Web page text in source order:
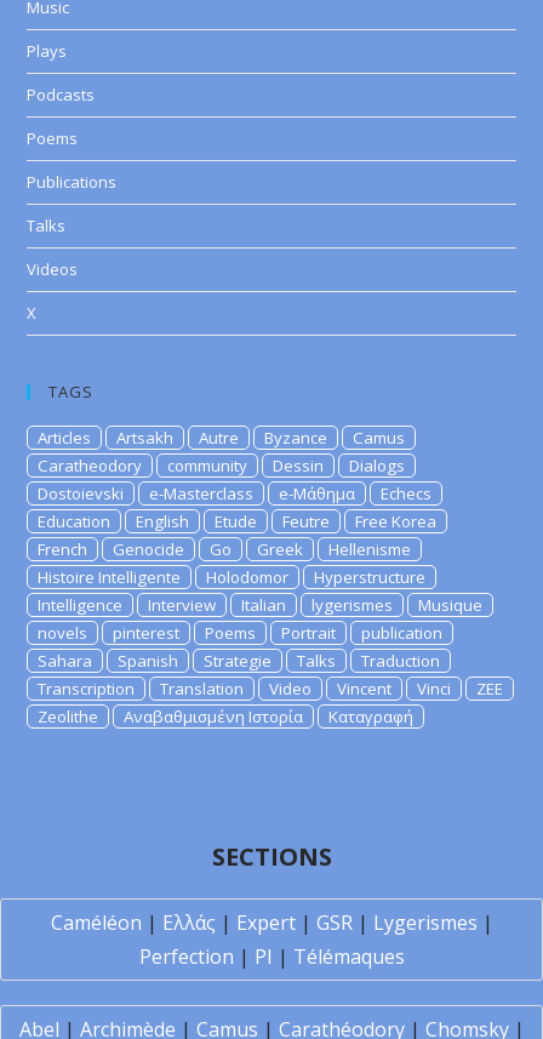
Music
Plays
Podcasts
Poems
Publications
Talks
Videos
X
TAGS
Articles Artsakh Autre Byzance
Camus
Caratheodory
community Dessin
Dialogs
Dostoievski
e-Masterclass e-Μάθημα
Echecs
Education
English Etude Feutre
Free Korea
French
Genocide Go Greek
Hellenisme
Histoire Intelligente
Holodomor
Hyperstructure
Intelligence
Interview Italian lygerismes
Musique
novels
pinterest Poems Portrait
publication
Sahara
Spanish Strategie Talks
Traduction
Transcription
Translation Video Vincent Vinci
ZEE
Zeolithe
Αναβαθμισμένη Ιστορία Καταγραφή
SECTIONS
Caméléon | Ελλάς | Expert| GSR| Lygerismes |
Perfection | PI | Télémaques
Abel | Archimède | Camus | Carathéodory| Chomsky|